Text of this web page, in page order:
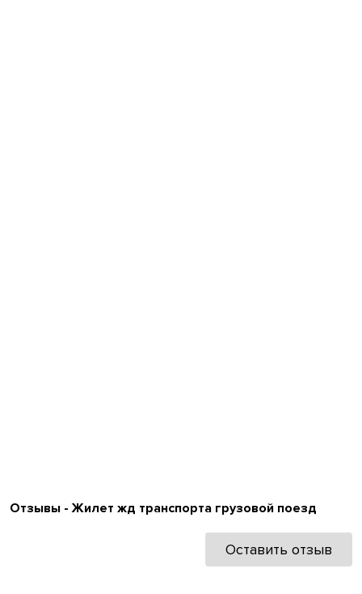
Отзывы - Жилет жд транспорта грузовой поезд
Оставить отзыв